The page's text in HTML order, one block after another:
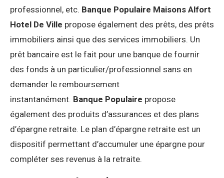
professionnel, etc. Banque Populaire Maisons Alfort
Hotel De Ville propose également des prêts, des prêts
immobiliers ainsi que des services immobiliers. Un
prêt bancaire est le fait pour une banque de fournir
des fonds à un particulier/professionnel sans en
demander le remboursement
instantanément. Banque Populaire propose
également des produits d’assurances et des plans
d’épargne retraite. Le plan d’épargne retraite est un
dispositif permettant d’accumuler une épargne pour
compléter ses revenus à la retraite.